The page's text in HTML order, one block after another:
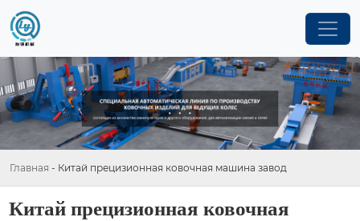
Главная - Китай прецизионная ковочная машина завод
Китай прецизионная ковочная